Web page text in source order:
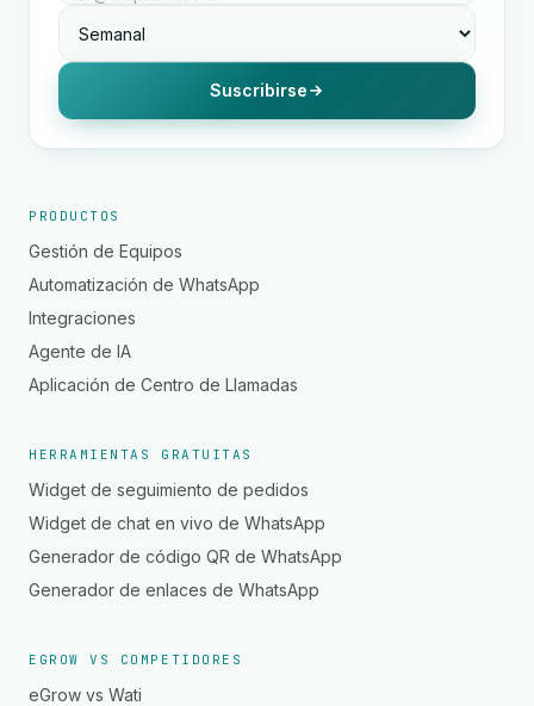
Suscribirse
PRODUCTOS
Gestión de Equipos
Automatización de WhatsApp
Integraciones
Agente de IA
Aplicación de Centro de Llamadas
HERRAMIENTAS GRATUITAS
Widget de seguimiento de pedidos
Widget de chat en vivo de WhatsApp
Generador de código QR de WhatsApp
Generador de enlaces de WhatsApp
EGROW VS COMPETIDORES
eGrow vs Wati